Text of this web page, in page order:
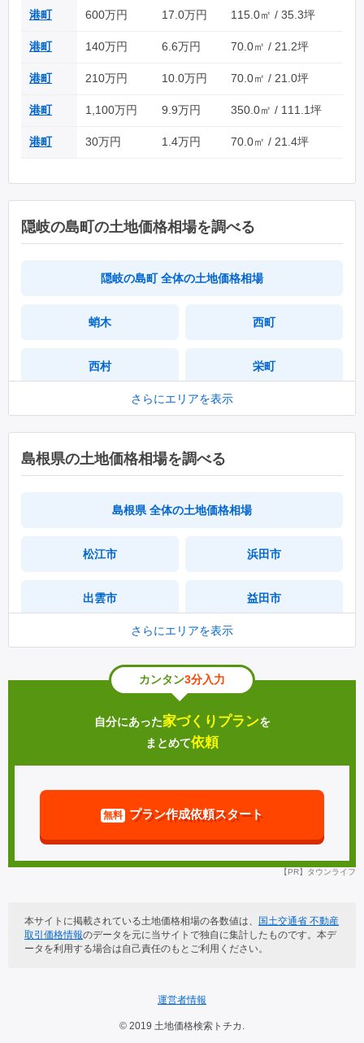
港町 600万円 17.0万円 115.0㎡ / 35.3坪
港町 140万円 6.6万円 70.0㎡ / 21.2坪
港町 210万円 10.0万円 70.0㎡ / 21.0坪
港町 1,100万円 9.9万円 350.0㎡ / 111.1坪
港町 30万円 1.4万円 70.0㎡ / 21.4坪
隠岐の島町の土地価格相場を調べる
隠岐の島町 全体の土地価格相場
蛸木 西町
西村 栄町
加茂
大久 下西
布施 那久
都万 西田
さらにエリアを表示
島根県の土地価格相場を調べる
島根県 全体の土地価格相場
松江市 浜田市
出雲市 益田市
江津市 雲南市
奥出雲町 飯南町
邑南町 津和野町
吉賀町 海士町
隠岐の島町
さらにエリアを表示
カンタン3分入力
自分にあった家づくりプランを
まとめて依頼
無料 プラン作成依頼スタート
【PR】タウンライフ
本サイトに掲載されている土地価格相場の各数値は、
国土交通省 不動産
取引価格情報のデータを元に当サイトで独自に集計したものです。本デ
ータを利用する場合は自己責任のもとご利用ください。
運営者情報
© 2019 土地価格検索トチカ.